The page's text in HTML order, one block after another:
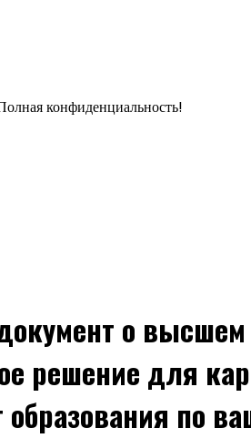
конфиденциальность!
о
решение для
по